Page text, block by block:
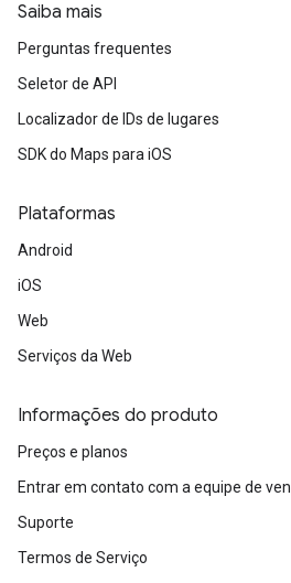
Saiba mais
Perguntas frequentes
Seletor de API
Localizador de IDs de lugares
SDK do Maps para iOS
Plataformas
Android
iOS
Web
Serviços da Web
Informações do produto
Preços e planos
Entrar em contato com a equipe de
Suporte
Termos de Serviço